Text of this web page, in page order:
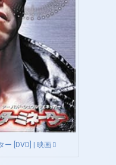
ー [DVD] | 映画